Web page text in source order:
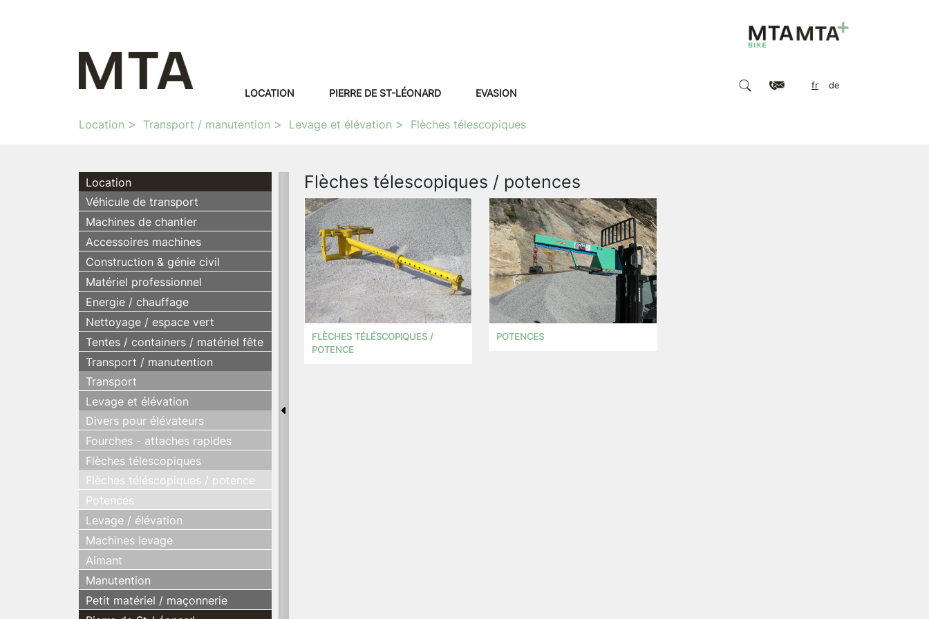
LOCATION PIERRE DE ST-LÉONARD EVASION
fr de
Location Transport / manutention Levage et élévation Flèches télescopiques
Location
Véhicule de transport
Machines de chantier
Accessoires machines
Construction & génie civil
Matériel professionnel
Energie / chauffage
Nettoyage / espace vert
Tentes / containers / matériel fête
Transport / manutention
Transport
Levage et élévation
Divers pour élévateurs
Fourches - attaches rapides
Flèches télescopiques
Flèches téléscopiques / potence
Potences
Levage / élévation
Machines levage
Aimant
Manutention
Petit matériel / maçonnerie
Flèches télescopiques / potences
FLÈCHES TÉLÉSCOPIQUES /
POTENCE
POTENCES